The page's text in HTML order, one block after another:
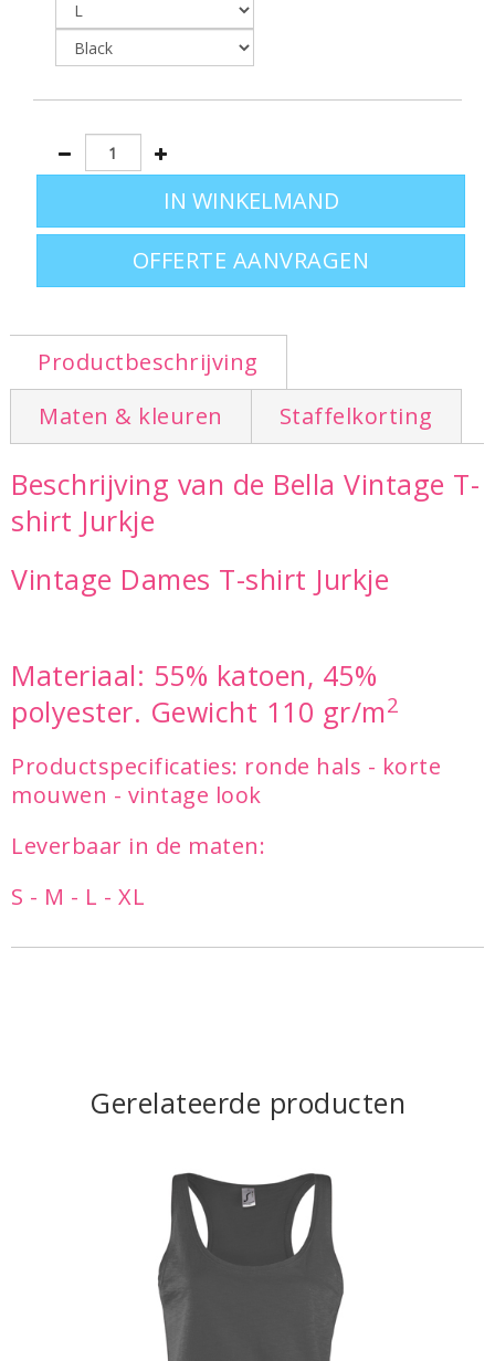
Leverbaar in de maten:
S - M - L - XL
OFFERTE AANVRAGEN
Productbeschrijving
Maten & kleuren
Staffelkorting
Beschrijving van de Bella Vintage T-
shirt Jurkje
Vintage Dames T-shirt Jurkje
Materiaal: 55% katoen, 45%
polyester. Gewicht 110 gr/m2
Productspecificaties: ronde hals - korte
mouwen - vintage look
Leverbaar in de maten:
S - M - L - XL
Gerelateerde producten